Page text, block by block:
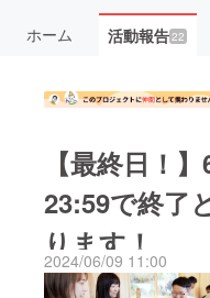
ホーム 活動報告22
【最終日！
23:59で終了
ります！
2024/06/09 11:00